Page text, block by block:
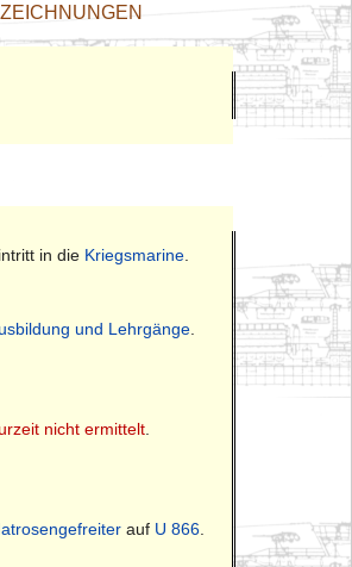
in die Kriegsmarine.
und Lehrgänge.
nicht ermittelt.
auf U 866.